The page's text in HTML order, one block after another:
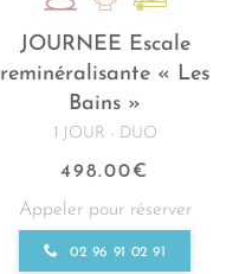
JOURNEE Escale
reminéralisante « Les
Bains »
1 JOUR - DUO
498.00€
Appeler pour réserver
02 96 91 02 91